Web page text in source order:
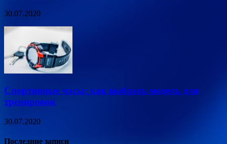
30.07.2020
Спортивные часы: как выбрать модель для
тренировок
30.07.2020
Последние записи